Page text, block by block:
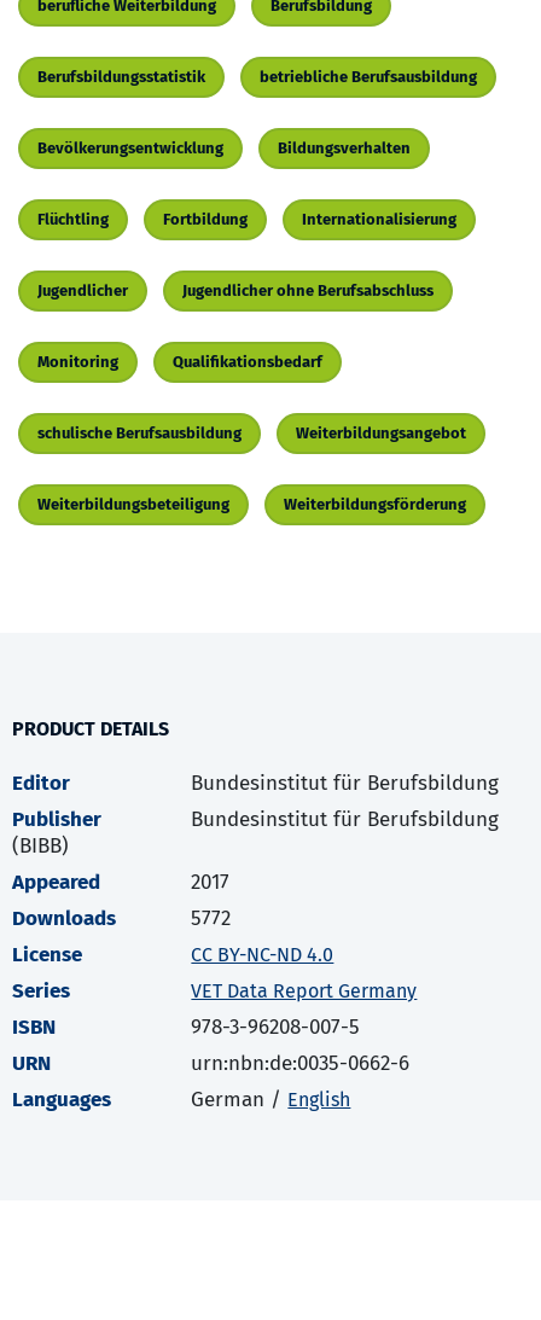
berufliche Weiterbildung Berufsbildung
Berufsbildungsstatistik betriebliche Berufsausbildung
Bevölkerungsentwicklung Bildungsverhalten
Flüchtling Fortbildung Internationalisierung
Jugendlicher Jugendlicher ohne Berufsabschluss
Monitoring Qualifikationsbedarf
schulische Berufsausbildung Weiterbildungsangebot
Weiterbildungsbeteiligung Weiterbildungsförderung
PRODUCT DETAILS
Editor
Bundesinstitut für Berufsbildung
Publisher
Bundesinstitut für Berufsbildung
(BIBB)
Appeared
2017
Downloads
5772
License
CC BY-NC-ND 4.0
Series VET Data Report Germany
ISBN
978-3-96208-007-5
URN
urn:nbn:de:0035-0662-6
Languages
German / English